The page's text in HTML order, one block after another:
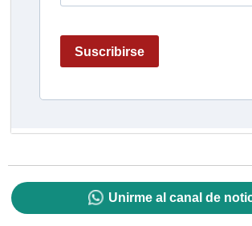
Unirme al canal de